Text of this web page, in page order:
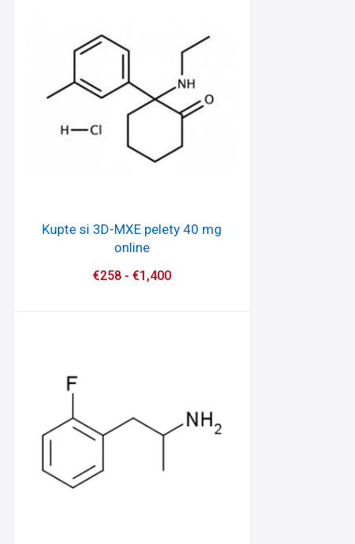
Kupte si 3D-MXE pelety 40 mg
online
€258- €1,400